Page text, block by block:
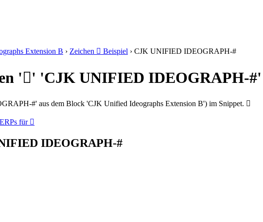
Extension B › Zeichen 𩢎 Beispiel › CJK UNIFIED IDEOGRAPH-#
'𩢎' 'CJK UNIFIED IDEOGRAPH-#'
#' aus dem Block 'CJK Unified Ideographs Extension B') im Snippet. 𩢎
für 𩢎
IDEOGRAPH-#